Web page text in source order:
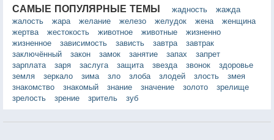
САМЫЕ ПОПУЛЯРНЫЕ ТЕМЫ жадность
жажда
жалость
жара желание железо желудок жена
женщина
жертва
жестокость животное животные
жизненно
жизненное
зависимость зависть завтра
завтрак
заключённый
закон замок занятие запах
запрет
зарплата
заря заслуга защита звезда звонок
здоровье
земля
зеркало зима зло злоба злодей злость
змея
знакомство
знакомый знание значение золото
зрелище
зрелость
зрение зритель зуб